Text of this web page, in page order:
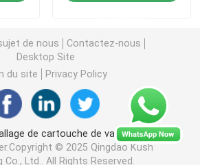
Luer Lock
la boîte de petit pain
cartouche vape
de nous
Contactez-nous
Desktop Site
du site
Privacy Policy
de cartouche de vape de en
© 2025 Qingdao Kush
Co., Ltd.. All Rights Reserved.